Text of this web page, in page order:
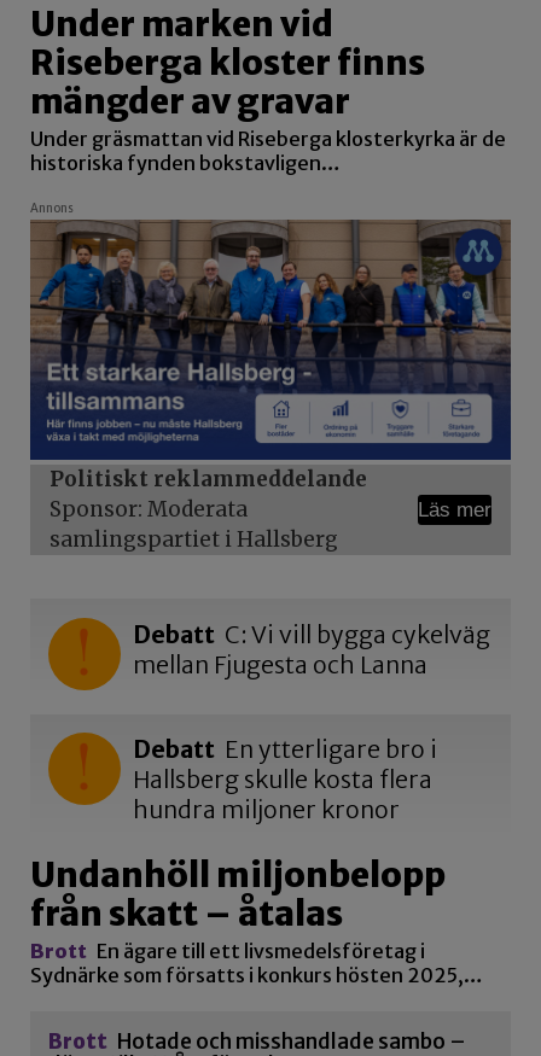
Under marken vid
Riseberga kloster finns
mängder av gravar
Under gräsmattan vid Riseberga klosterkyrka är de
historiska fynden bokstavligen…
Annons
Politiskt reklammeddelande
Sponsor: Moderata
samlingspartiet i Hallsberg
Läs mer
Debatt C: Vi vill bygga cykelväg
mellan Fjugesta och Lanna
Debatt En ytterligare bro i
Hallsberg skulle kosta flera
hundra miljoner kronor
Undanhöll miljonbelopp
från skatt – åtalas
Brott En ägare till ett livsmedelsföretag i
Sydnärke som försatts i konkurs hösten 2025,…
Brott Hotade och misshandlade sambo –